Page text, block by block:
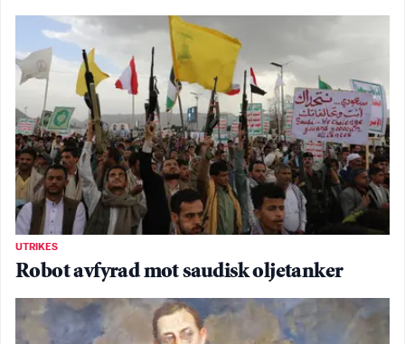
UTRIKES
Robot avfyrad mot saudisk oljetanker